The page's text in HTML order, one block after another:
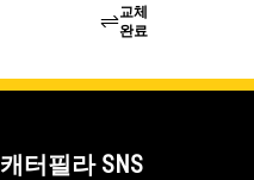
교체
완료
캐터필라 SNS